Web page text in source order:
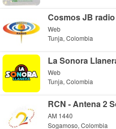
Cosmos JB radio
Web
Tunja, Colombia
La Sonora
Web
Tunja, Colombia
RCN - Antena 2
AM 1440
Sogamoso, Colombia